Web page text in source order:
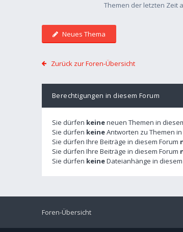
Themen der letzten Zeit
Neues Thema
Zurück zur Foren-Übersicht
Berechtigungen in diesem Forum
Sie dürfen keineneuen Themen in
Sie dürfen keineAntworten zu Themen
Sie dürfen Ihre Beiträge in diesem Forum
Sie dürfen Ihre Beiträge in diesem Forum
Sie dürfen keineDateianhänge in
Foren-Übersicht